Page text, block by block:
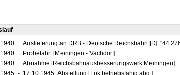
Auslieferung an DRB - Deutsche Reichsbahn [D] "44
Probefahrt [Meiningen - Vachdorf]
Abnahme [Reichsbahnausbesserungswerk Meiningen]
- 17.10.1945 Abstellung [Lok betriebsfähig abg.]